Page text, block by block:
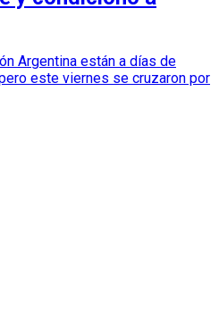
Argentina están a días de
este viernes se cruzaron por